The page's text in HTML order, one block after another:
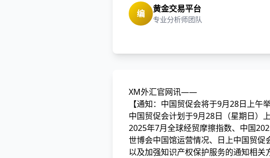
编 黄金交易平台
专业分析师团队
XM外汇官网讯——
【通知：中国贸促会将于9月28日上午
中国贸促会计划于9月28日（星期日）
2025年7月全球经贸摩擦指数、中国
世博会中国馆运营情况、日上中国贸促
以及加强知识产权保护服务的通知相关